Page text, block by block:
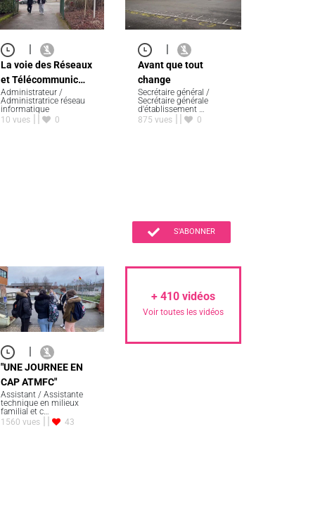
La voie des Réseaux
et Télécommunic…
Administrateur /
Administratrice réseau
informatique
10 vues
0
Avant que tout
change
Secrétaire général /
Secrétaire générale
d'établissement …
875 vues
0
S'ABONNER
"UNE JOURNEE EN
CAP ATMFC"
Assistant / Assistante
technique en milieux
familial et c…
1560 vues
43
+ 410 vidéos
Voir toutes les vidéos